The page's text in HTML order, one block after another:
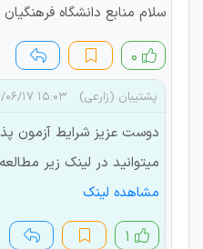
سلام منابع دانشگاه
۰
پشتیبان (زارعی) ۱۵:۰۳ ۱۴۰۴/۰۶/۱۷
دوست عزیز شرایط آزمون
میتوانید در لینک زیر
مشاهده لینک
۱